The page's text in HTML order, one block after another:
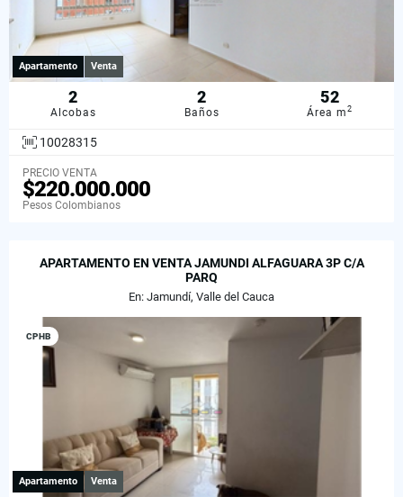
Apartamento Venta
2
Alcobas
2
Baños
52
Área m2
10028315
PRECIO VENTA
$220.000.000
Pesos Colombianos
APARTAMENTO EN VENTA JAMUNDI ALFAGUARA 3P C/A
PARQ
En: Jamundí, Valle del Cauca
CPHB
Apartamento Venta